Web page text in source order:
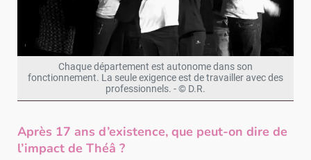
Chaque département est autonome dans son
fonctionnement. La seule exigence est de travailler avec des
professionnels. - © D.R.
Après 17 ans d’existence, que peut-on dire de
l’impact de Théâ ?